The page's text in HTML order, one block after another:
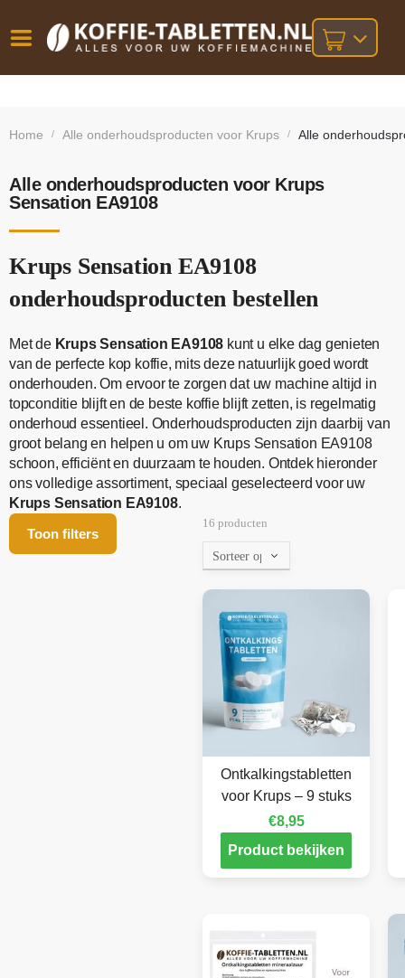
besteld,
bij orders
Home / Alle onderhoudsproducten voor Krups / Alle
Alle onderhoudsproducten voor Krups
Sensation EA9108
Krups Sensation EA9108
onderhoudsproducten bestellen
Met de Krups Sensation EA9108 kunt u elke dag genieten
van de perfecte kop koffie, mits deze natuurlijk goed wordt
onderhouden. Om ervoor te zorgen dat uw machine altijd in
topconditie blijft en de beste koffie blijft zetten, is regelmatig
onderhoud essentieel. Onderhoudsproducten zijn daarbij van
groot belang en helpen u om uw Krups Sensation EA9108
schoon, efficiënt en duurzaam te houden. Ontdek hieronder
ons volledige assortiment, speciaal geselecteerd voor uw
Krups Sensation EA9108.
Toon filters
16 producten
Ontkalkingstabletten
voor Krups – 9 stuks
€8,95
Product bekijken